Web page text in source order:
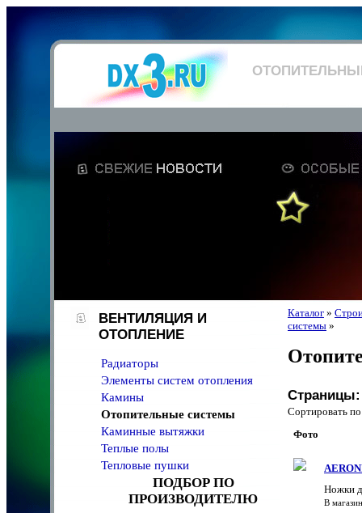
ВЕНТИЛЯЦИЯ И
ОТОПЛЕНИЕ
Радиаторы
Элементы систем отопления
Камины
Отопительные системы
Каминные вытяжки
Теплые полы
Тепловые пушки
ПОДБОР ПО
ПРОИЗВОДИТЕЛЮ
Каталог »
системы »
Страницы:
Сортировать
Фото
Ножки
В